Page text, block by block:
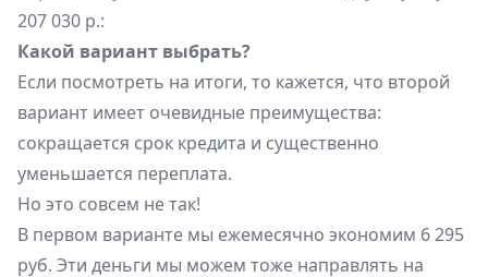
207 030 р.:
Какой вариант выбрать?
Если посмотреть на итоги, то кажется, что второй
вариант имеет очевидные преимущества:
сокращается срок кредита и существенно
уменьшается переплата.
Но это совсем не так!
В первом варианте мы ежемесячно экономим 6 295
руб. Эти деньги мы можем тоже направлять на